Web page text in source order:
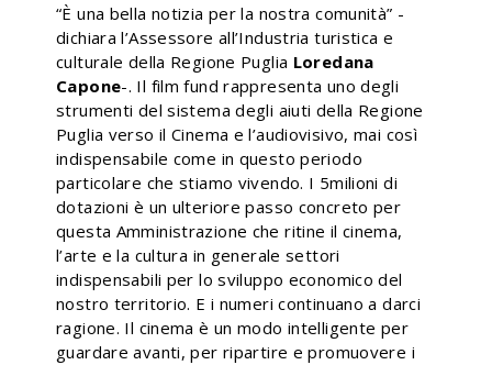
“È una bella notizia per la nostra comunità” -
dichiara l’Assessore all’Industria turistica e
culturale della Regione Puglia Loredana
Capone-. Il film fund rappresenta uno degli
strumenti del sistema degli aiuti della Regione
Puglia verso il Cinema e l’audiovisivo, mai così
indispensabile come in questo periodo
particolare che stiamo vivendo. I 5milioni di
dotazioni è un ulteriore passo concreto per
questa Amministrazione che ritine il cinema,
l’arte e la cultura in generale settori
indispensabili per lo sviluppo economico del
nostro territorio. E i numeri continuano a darci
ragione. Il cinema è un modo intelligente per
guardare avanti, per ripartire e promuovere i